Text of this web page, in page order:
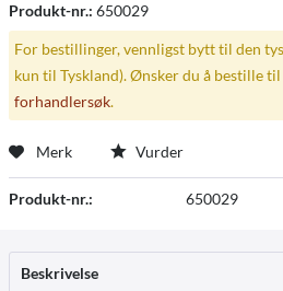
Produkt-nr.: 650029
For bestillinger, vennligst bytt til den
kun til Tyskland). Ønsker du å bestille
forhandlersøk.
Merk Vurder
Produkt-nr.: 650029
Beskrivelse